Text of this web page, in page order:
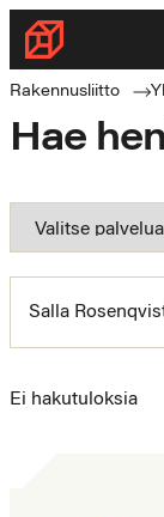
Rakennusliitto
Rakennusalan
puolella
Rakennusliitto
Hae
Ei hakutuloksia